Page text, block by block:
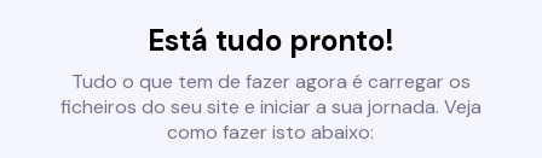
Está tudo pronto!
Tudo o que tem de fazer agora é carregar os
ficheiros do seu site e iniciar a sua jornada. Veja
como fazer isto abaixo: